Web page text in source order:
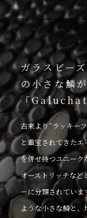
ガラスビー
の小さな鱗
「Galuchat
古来より“ラッキー
と重宝されてきた
を併せ持つユニー
オーストリッチなど
ーに分類されていま
ような小さな鱗と